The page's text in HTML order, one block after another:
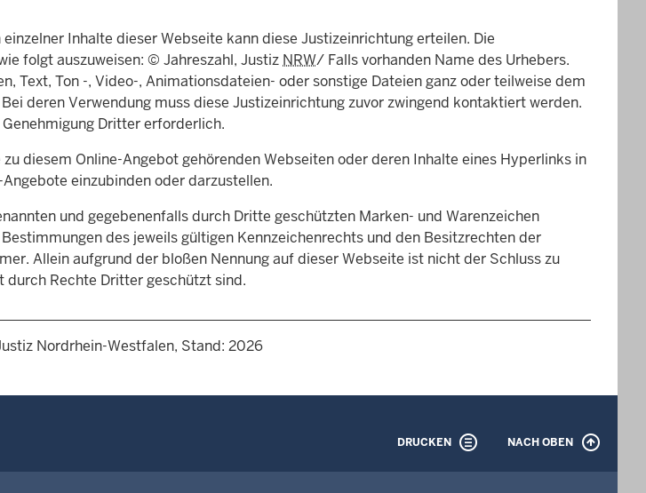
Inhalte dieser Webseite kann diese Justizeinrichtung erteilen. Die
folgt auszuweisen: © Jahreszahl, Justiz NRW/ Falls vorhanden Name des Urhebers.
Text, Ton -, Video-, Animationsdateien- oder sonstige Dateien ganz oder teilweise dem
deren Verwendung muss diese Justizeinrichtung zuvor zwingend kontaktiert werden.
Dritter erforderlich.
diesem Online-Angebot gehörenden Webseiten oder deren Inhalte eines Hyperlinks in
einzubinden oder darzustellen.
und gegebenenfalls durch Dritte geschützten Marken- und Warenzeichen
des jeweils gültigen Kennzeichenrechts und den Besitzrechten der
Allein aufgrund der bloßen Nennung auf dieser Webseite ist nicht der Schluss zu
durch Rechte Dritter geschützt sind.
Nordrhein-Westfalen, Stand: 2026
DRUCKEN NACH OBEN